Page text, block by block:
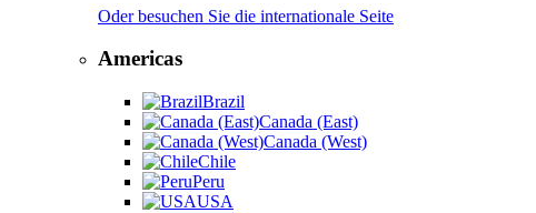
Oder besuchen Sie die internationale Seite
Americas
Brazil
Canada (East)
Canada (West)
Chile
Peru
USA